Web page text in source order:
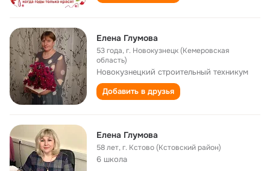
Елена Глумова
53 года,г. Новокузнецк (Кемеровская
область)
Новокузнецкий строительный техникум
Добавить в друзья
Елена Глумова
58 лет,г. Кстово (Кстовский район)
6 школа